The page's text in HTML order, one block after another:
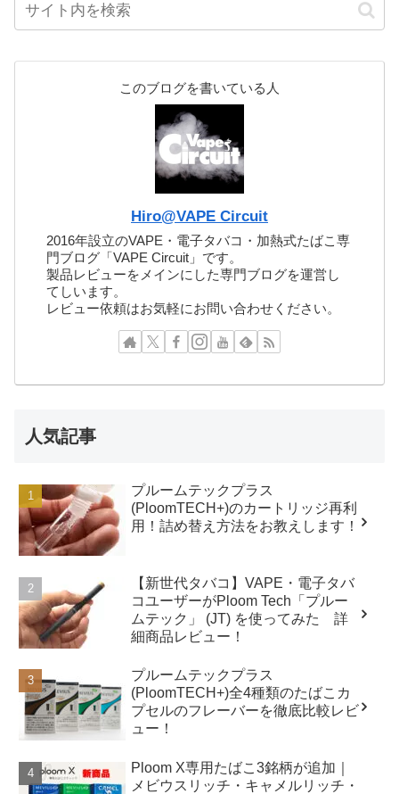
このブログを書いている人
Hiro@VAPE Circuit
2016年設立のVAPE・電子タバコ・加熱式たばこ専
門ブログ「VAPE Circuit」です。
製品レビューをメインにした専門ブログを運営し
てしいます。
レビュー依頼はお気軽にお問い合わせください。
人気記事
プルームテックプラス
(PloomTECH+)のカートリッジ再利
用！詰め替え方法をお教えします！
【新世代タバコ】VAPE・電子タバ
コユーザーがPloom Tech「プルー
ムテック」 (JT) を使ってみた 詳
細商品レビュー！
プルームテックプラス
(PloomTECH+)全4種類のたばこカ
プセルのフレーバーを徹底比較レビ
ュー！
Ploom X専用たばこ3銘柄が追加｜
メビウスリッチ・キャメルリッチ・